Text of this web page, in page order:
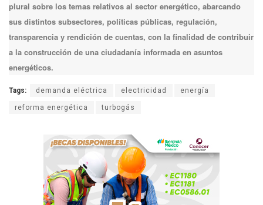
plural sobre los temas relativos al sector energético, abarcando
sus distintos subsectores, políticas públicas, regulación,
transparencia y rendición de cuentas, con la finalidad de contribuir
a la construcción de una ciudadanía informada en asuntos
energéticos.
Tags: demanda eléctrica electricidad energía
reforma energética turbogás